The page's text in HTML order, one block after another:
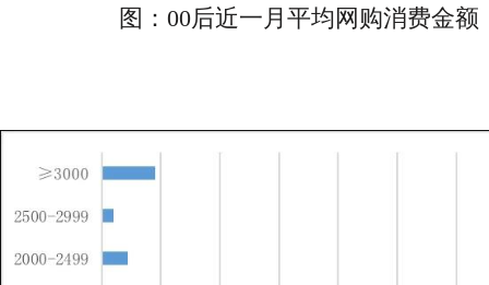
图： 00后近一月平均网购消费金额